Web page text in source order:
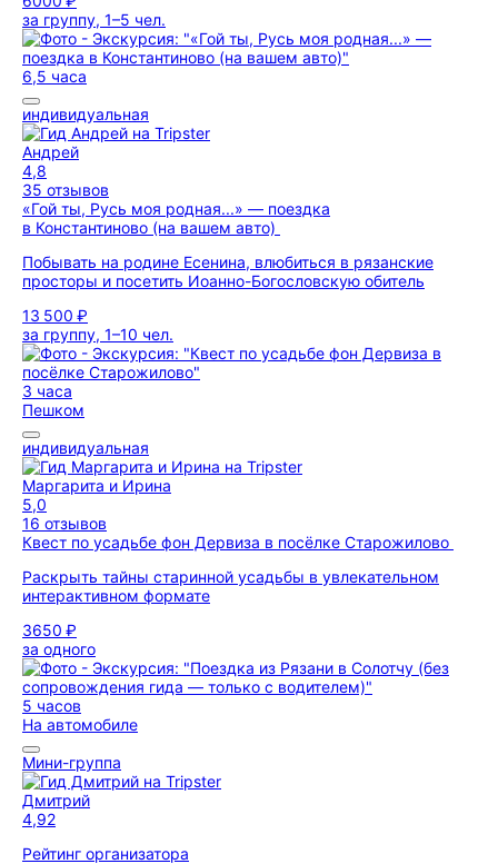
за группу, 1–5 чел.
6,5 часа
индивидуальная
Андрей
4,8
35 отзывов
«Гой ты, Русь моя родная...» — поездка
в Константиново (на вашем авто)
Побывать на родине Есенина, влюбиться в рязанские
просторы и посетить Иоанно-Богословскую обитель
13 500 ₽
за группу, 1–10 чел.
3 часа
Пешком
индивидуальная
Маргарита и Ирина
5,0
16 отзывов
Квест по усадьбе фон Дервиза в посёлке Старожилово
Раскрыть тайны старинной усадьбы в увлекательном
интерактивном формате
3650 ₽
за одного
5 часов
На автомобиле
Мини-группа
Дмитрий
4,92
Рейтинг организатора